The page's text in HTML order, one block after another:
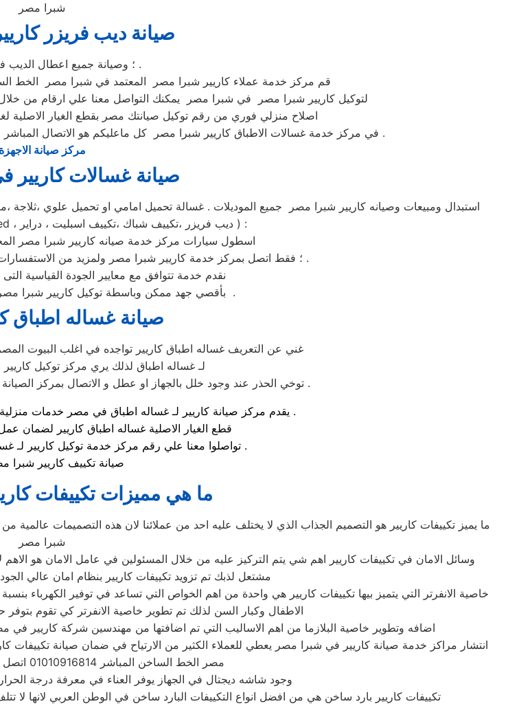
شبرا مصر
صيانة ديب فريزر
؛ وصيانة جميع اعطال الديب فريزر بالمنزل .
قم مركز خدمة عملاء كاريير شبرا مصر المعتمد في شبرا مصر الخط الساخن 01112124913 وفي حال انشغال الرقم
لتوكيل كاريير شبرا مصر في شبرا مصر يمكنك التواصل معنا علي ارقام من خلال رقم موبايل 01096922100 فنحن دائما
اصلاح منزلي فوري من رقم توكيل صيانتك مصر بقطع الغيار
في مركز خدمة غسالات الاطباق كاريير شبرا مصر كل ماعليكم هو الاتصال المباشر علي رقم توكيل صيانة ماكينات كاريير شبرا مصر المعتمد في مصر .
مركز صيانة الاجهزة
صيانة غسالات كاريير
،غسالة اطباق ،شاشة lcd ، شاشة led ، ديب فريزر ،تكييف شباك ،تكييف اسبليت ، دراير ) :
اسطول سيارات مركز خدمة صيانه كاريير شبرا مصر
؛ فقط اتصل بمركز خدمة كاريير شبرا مصر ولمزيد من الاستفسارات كلمنا علي رقم توكيل كاريير شبرا مصر المختصر .
نقدم خدمة تتوافق مع معايير الجودة القياسية
بأقصي جهد ممكن وباسطة توكيل كاريير شبرا مصر– الخط الساخن 01210999852 .
صيانة غساله اطباق
غني عن التعريف غساله اطباق كاريير تواجده في اغلب البيوت
لـ غساله اطباق لذلك يري مركز توكيل
توخي الحذر عند وجود خلل بالجهاز او عطل و الاتصال بمركز الصيانة لضمان تقديم خدمة صيانة بها اعلي معايير السلامة .
يقدم مركز صيانة كاريير لـ غساله اطباق في مصر خدمات منزلية فورية بمصر و مصر و جميع المحافظات .
قطع الغيار الاصلية غساله اطباق كاريير لضمان
تواصلوا معنا علي رقم مركز خدمة توكيل كاريير لـ غساله اطباق بمصر و المحافظات .
صيانة تكييف كاريير شبرا
ما هي مميزات تكييفات
ما يميز تكييفات كاريير هو التصميم الجذاب الذي لا يختلف عليه احد من عملائنا لان هذه التصميمات عالمية
شبرا مصر
وسائل الامان في تكييفات كاريير اهم شي يتم التركيز عليه من خلال المسئولين في عامل الامان هو
مشتعل لذبك تم تزويد تكييفات كاريير بنظام امان عالي
خاصية الانفرتر التي يتميز بيها تكييفات كاريير هي واحدة من اهم الخواص التي تساعد في توفير
الاطفال وكبار السن لذلك تم تطوير خاصية الانفرتر كي تقوم بتوفر حوالي 40% من الاستهلاك وهذا توفير جيد
اضافه وتطوير خاصية البلازما من اهم الاساليب التي تم اضافتها من مهندسين شركة كاريير في مصر للعملاء لانها تعمل
انتشار مراكز خدمة صيانة كاريير في شبرا مصر يعطي للعملاء الكثير من الارتياح في ضمان صيانة تكييفات
مصر الخط الساخن المباشر 01010916814 اتصل وسوف نحل اي عطل مهما كان
وجود شاشه ديجتال في الجهاز يوفر العناء في معرفة درجة
تكييفات كاريير بارد ساخن هي من افضل انواع التكييفات البارد ساخن في الوطن العربي لانها